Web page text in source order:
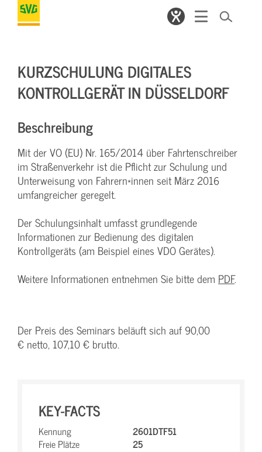
KURZSCHULUNG DIGITALES
KONTROLLGERÄT IN DÜSSELDORF
Beschreibung
Mit der VO (EU) Nr. 165/2014 über Fahrtenschreiber
im Straßenverkehr ist die Pflicht zur Schulung und
Unterweisung von Fahrern*innen seit März 2016
umfangreicher geregelt.
Der Schulungsinhalt umfasst grundlegende
Informationen zur Bedienung des digitalen
Kontrollgeräts (am Beispiel eines VDO Gerätes).
Weitere Informationen entnehmen Sie bitte dem PDF.
Der Preis des Seminars beläuft sich auf 90,00
€ netto, 107,10 € brutto.
KEY-FACTS
Kennung
2601DTF51
Freie Plätze
25